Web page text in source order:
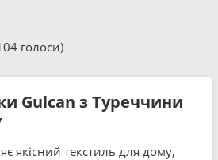
голоси)
Gulcan з Туреччини
якісний текстиль для дому,